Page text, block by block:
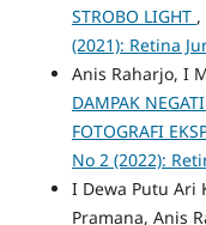
STROBO LIGHT ,
(2021): Retina
Anis Raharjo, I
DAMPAK
FOTOGRAFI
No 2 (2022):
I Dewa Putu Ari
Pramana, Anis